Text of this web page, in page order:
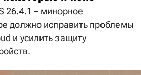
26.4.1 – минорное
должно исправить проблемы
и усилить защиту